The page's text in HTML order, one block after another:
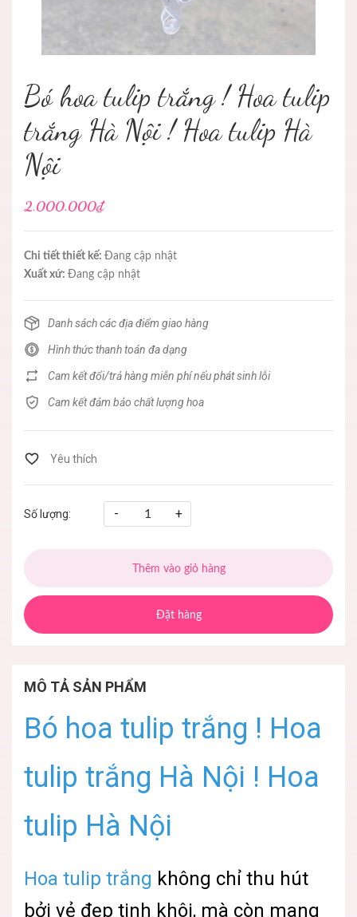
Bó hoa tulip trắng ! Hoa tulip
trắng Hà Nội ! Hoa tulip Hà
Nội
2.000.000₫
Chi tiết thiết kế: Đang cập nhật
Xuất xứ: Đang cập nhật
Danh sách các địa điểm giao hàng
Hình thức thanh toán đa dạng
Cam kết đổi/trả hàng miễn phí nếu phát sinh lỗi
Cam kết đảm bảo chất lượng hoa
Số lượng: - +
Thêm vào giỏ hàng
Đặt hàng
MÔ TẢ SẢN PHẨM
Bó hoa tulip trắng ! Hoa
tulip trắng Hà Nội ! Hoa
tulip Hà Nội
Hoa tulip trắng không chỉ thu hút
bởi vẻ đẹp tinh khôi, mà còn mang